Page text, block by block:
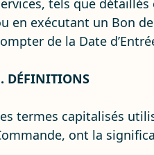
tels que
en exécutant un Bon
de la Date
DÉFINITIONS
termes capitalisés
ont la